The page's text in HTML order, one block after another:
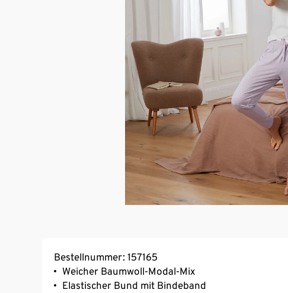
Bestellnummer: 157165
Weicher Baumwoll-Modal-Mix
Elastischer Bund mit Bindeband